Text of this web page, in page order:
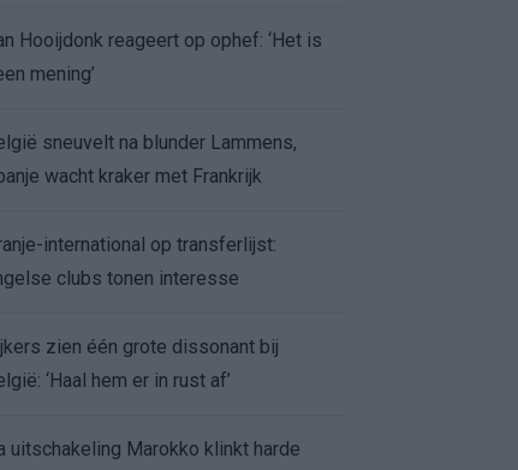
Hooijdonk reageert op ophef: ‘Het is
mening’
sneuvelt na blunder Lammens,
wacht kraker met Frankrijk
international op transferlijst:
clubs tonen interesse
zien één grote dissonant bij
‘Haal hem er in rust af’
uitschakeling Marokko klinkt harde